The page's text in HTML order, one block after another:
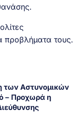
προβλήματα τους.
των Αστυνομικών
– Προχωρά η